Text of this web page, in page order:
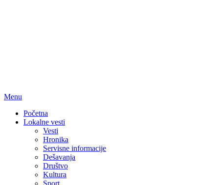
Menu
Početna
Lokalne vesti
Vesti
Hronika
Servisne informacije
Dešavanja
Društvo
Kultura
Sport